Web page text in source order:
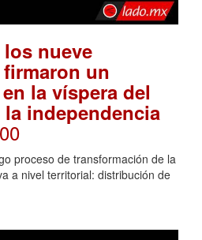
nueve
un
la víspera del
independencia
proceso de transformación de la
a nivel territorial: distribución de